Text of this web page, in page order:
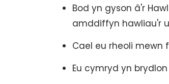
Bod yn gyson â'r
amddiffyn hawliau'r
Cael eu rheoli mewn
Eu cymryd yn